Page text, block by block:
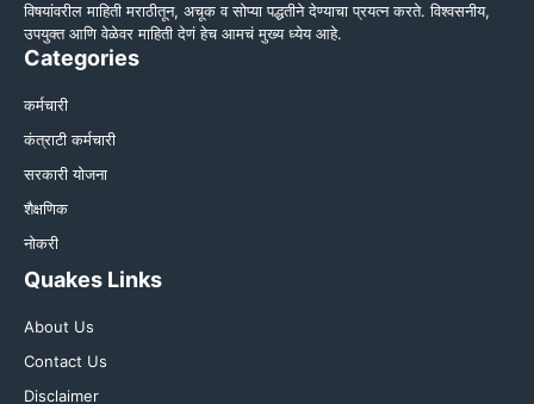
विषयांवरील माहिती मराठीतून, अचूक व सोप्या पद्धतीने देण्याचा प्रयत्न करते. विश्वसनीय,
उपयुक्त आणि वेळेवर माहिती देणं हेच आमचं मुख्य ध्येय आहे.
Categories
कर्मचारी
कंत्राटी कर्मचारी
सरकारी योजना
शैक्षणिक
नोकरी
Quakes Links
About Us
Contact Us
Disclaimer